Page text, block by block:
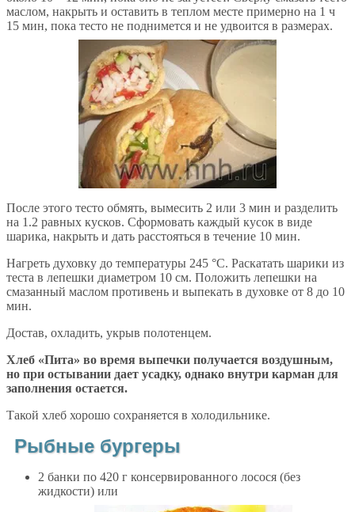
маслом, накрыть и оставить в теплом месте примерно на 1 ч
15 мин, пока тесто не поднимется и не удвоится в размерах.
После этого тесто обмять, вымесить 2 или 3 мин и разделить
на 1.2 равных кусков. Сформовать каждый кусок в виде
шарика, накрыть и дать расстояться в течение 10 мин.
Нагреть духовку до температуры 245 °С. Раскатать шарики из
теста в лепешки диаметром 10 см. Положить лепешки на
смазанный маслом противень и выпекать в духовке от 8 до 10
мин.
Достав, охладить, укрыв полотенцем.
Хлеб «Пита» во время выпечки получается воздушным,
но при остывании дает усадку, однако внутри карман для
заполнения остается.
Такой хлеб хорошо сохраняется в холодильнике.
Рыбные бургеры
2 банки по 420 г консервированного лосося (без
жидкости) или